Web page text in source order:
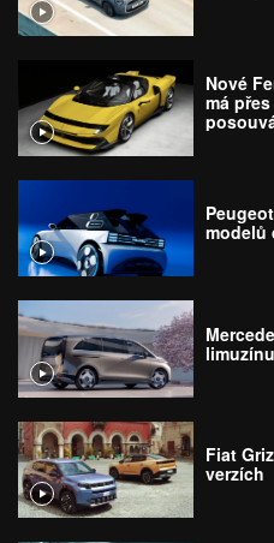
Nové
má
modelů
Fiat
verzích